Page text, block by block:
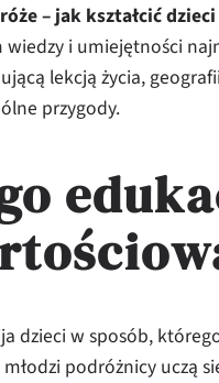
– jak kształcić
i umiejętności
lekcją życia,
przygody.
dzieci w sposób,
podróżnicy uczą